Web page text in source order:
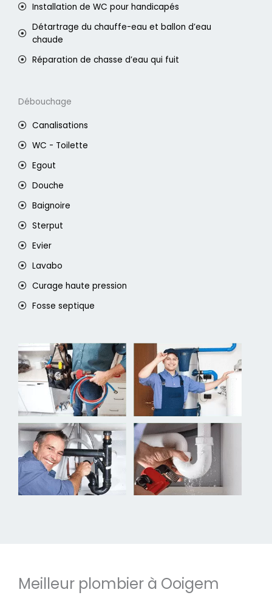
Installation de WC pour handicapés
Détartrage du chauffe-eau et ballon d’eau
chaude
Réparation de chasse d’eau qui fuit
Débouchage
Canalisations
WC - Toilette
Egout
Douche
Baignoire
Sterput
Evier
Lavabo
Curage haute pression
Fosse septique
Meilleur plombier à Ooigem